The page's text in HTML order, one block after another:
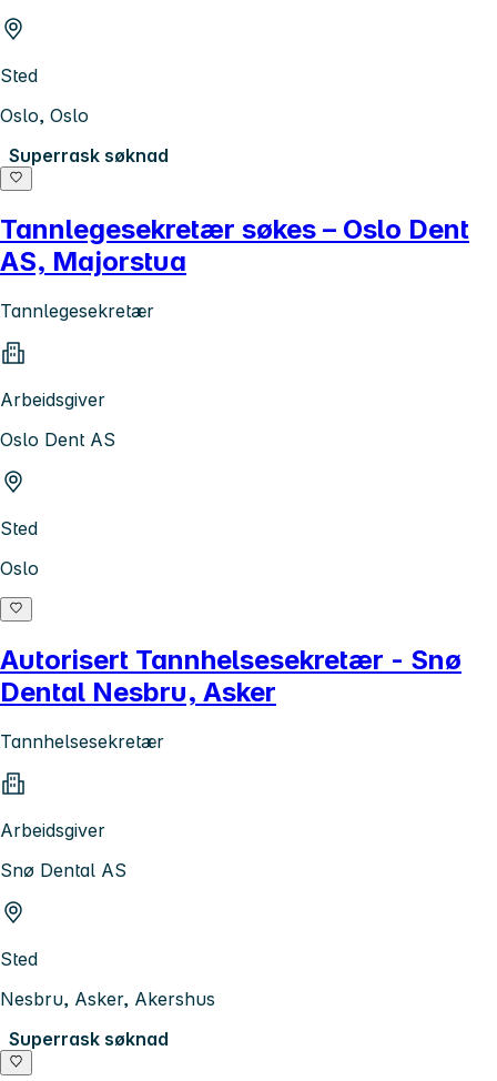
Sted
Oslo, Oslo
Superrask søknad
Tannlegesekretær søkes – Oslo Dent
AS, Majorstua
Tannlegesekretær
Arbeidsgiver
Oslo Dent AS
Sted
Oslo
Autorisert Tannhelsesekretær - Snø
Dental Nesbru, Asker
Tannhelsesekretær
Arbeidsgiver
Snø Dental AS
Sted
Nesbru, Asker, Akershus
Superrask søknad